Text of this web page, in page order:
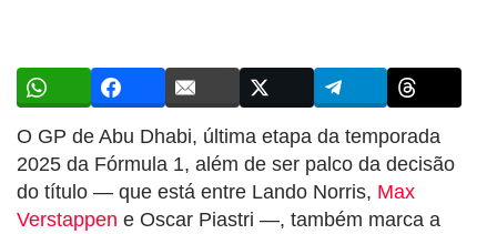
O GP de Abu Dhabi, última etapa da temporada
2025 da Fórmula 1, além de ser palco da decisão
do título — que está entre Lando Norris, Max
Verstappen e Oscar Piastri —, também marca a